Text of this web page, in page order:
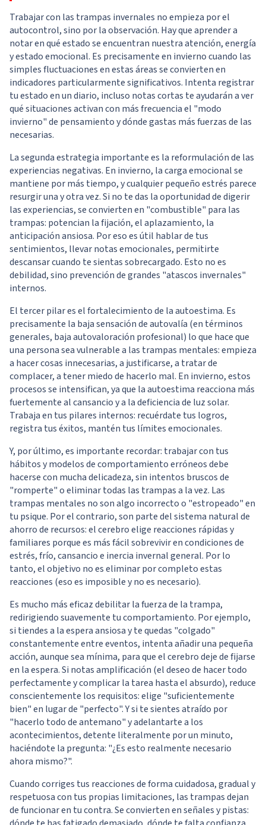
Trabajar con las trampas invernales no empieza por el
autocontrol, sino por la observación. Hay que aprender a
notar en qué estado se encuentran nuestra atención, energía
y estado emocional. Es precisamente en invierno cuando las
simples fluctuaciones en estas áreas se convierten en
indicadores particularmente significativos. Intenta registrar
tu estado en un diario, incluso notas cortas te ayudarán a ver
qué situaciones activan con más frecuencia el "modo
invierno" de pensamiento y dónde gastas más fuerzas de las
necesarias.
La segunda estrategia importante es la reformulación de las
experiencias negativas. En invierno, la carga emocional se
mantiene por más tiempo, y cualquier pequeño estrés parece
resurgir una y otra vez. Si no te das la oportunidad de digerir
las experiencias, se convierten en "combustible" para las
trampas: potencian la fijación, el aplazamiento, la
anticipación ansiosa. Por eso es útil hablar de tus
sentimientos, llevar notas emocionales, permitirte
descansar cuando te sientas sobrecargado. Esto no es
debilidad, sino prevención de grandes "atascos invernales"
internos.
El tercer pilar es el fortalecimiento de la autoestima. Es
precisamente la baja sensación de autovalía (en términos
generales, baja autovaloración profesional) lo que hace que
una persona sea vulnerable a las trampas mentales: empieza
a hacer cosas innecesarias, a justificarse, a tratar de
complacer, a tener miedo de hacerlo mal. En invierno, estos
procesos se intensifican, ya que la autoestima reacciona más
fuertemente al cansancio y a la deficiencia de luz solar.
Trabaja en tus pilares internos: recuérdate tus logros,
registra tus éxitos, mantén tus límites emocionales.
Y, por último, es importante recordar: trabajar con tus
hábitos y modelos de comportamiento erróneos debe
hacerse con mucha delicadeza, sin intentos bruscos de
"romperte" o eliminar todas las trampas a la vez. Las
trampas mentales no son algo incorrecto o "estropeado" en
tu psique. Por el contrario, son parte del sistema natural de
ahorro de recursos: el cerebro elige reacciones rápidas y
familiares porque es más fácil sobrevivir en condiciones de
estrés, frío, cansancio e inercia invernal general. Por lo
tanto, el objetivo no es eliminar por completo estas
reacciones (eso es imposible y no es necesario).
Es mucho más eficaz debilitar la fuerza de la trampa,
redirigiendo suavemente tu comportamiento. Por ejemplo,
si tiendes a la espera ansiosa y te quedas "colgado"
constantemente entre eventos, intenta añadir una pequeña
acción, aunque sea mínima, para que el cerebro deje de fijarse
en la espera. Si notas amplificación (el deseo de hacer todo
perfectamente y complicar la tarea hasta el absurdo), reduce
conscientemente los requisitos: elige "suficientemente
bien" en lugar de "perfecto". Y si te sientes atraído por
"hacerlo todo de antemano" y adelantarte a los
acontecimientos, detente literalmente por un minuto,
haciéndote la pregunta: "¿Es esto realmente necesario
ahora mismo?".
Cuando corriges tus reacciones de forma cuidadosa, gradual y
respetuosa con tus propias limitaciones, las trampas dejan
de funcionar en tu contra. Se convierten en señales y pistas: